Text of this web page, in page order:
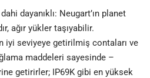
dayanıklı: Neugart’ın planet
ağır yükler taşıyabilir.
iyi seviyeye getirilmiş contaları ve
maddeleri sayesinde –
getirirler; IP69K gibi en yüksek